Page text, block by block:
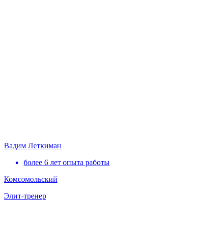
Вадим Леткиман
более 6 лет опыта работы
Комсомольский
Элит-тренер